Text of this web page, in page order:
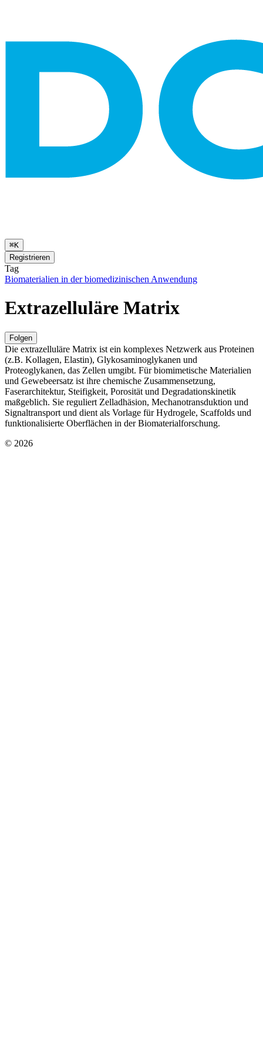
⌘K
Registrieren
Tag
Biomaterialien in der biomedizinischen Anwendung
Extrazelluläre Matrix
Folgen
Die extrazelluläre Matrix ist ein komplexes Netzwerk aus Proteinen
(z.B. Kollagen, Elastin), Glykosaminoglykanen und
Proteoglykanen, das Zellen umgibt. Für biomimetische Materialien
und Gewebeersatz ist ihre chemische Zusammensetzung,
Faserarchitektur, Steifigkeit, Porosität und Degradationskinetik
maßgeblich. Sie reguliert Zelladhäsion, Mechanotransduktion und
Signaltransport und dient als Vorlage für Hydrogele, Scaffolds und
funktionalisierte Oberflächen in der Biomaterialforschung.
© 2026